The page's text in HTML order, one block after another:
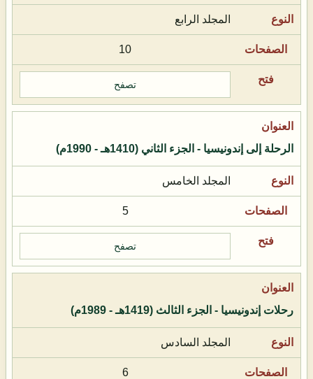
المجلد الرابع
10
تصفح
الرحلة إلى إندونيسيا - الجزء الثاني (1410هـ - 1990م)
المجلد الخامس
5
تصفح
رحلات إندونيسيا - الجزء الثالث (1419هـ - 1989م)
المجلد السادس
6